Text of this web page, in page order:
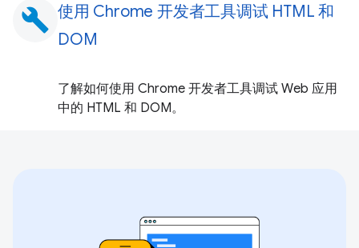
build 使用 Chrome 开发者工具调试 HTML 和
DOM
了解如何使用 Chrome 开发者工具调试 Web 应用
中的 HTML 和 DOM。